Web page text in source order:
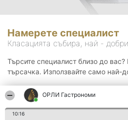
ОРЛИ Гастрономи
10:16
Намерете специалист
Класацията събира, най -
Търсите специалист близо до
търсачка. Използвайте само най-